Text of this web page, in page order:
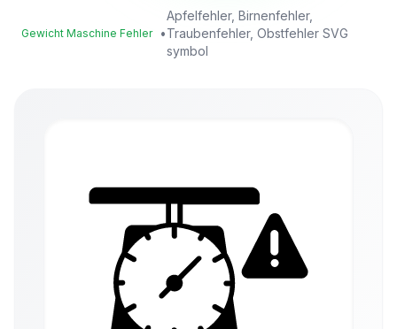
Gewicht Maschine Fehler •
Apfelfehler, Birnenfehler,
Traubenfehler, Obstfehler SVG
symbol